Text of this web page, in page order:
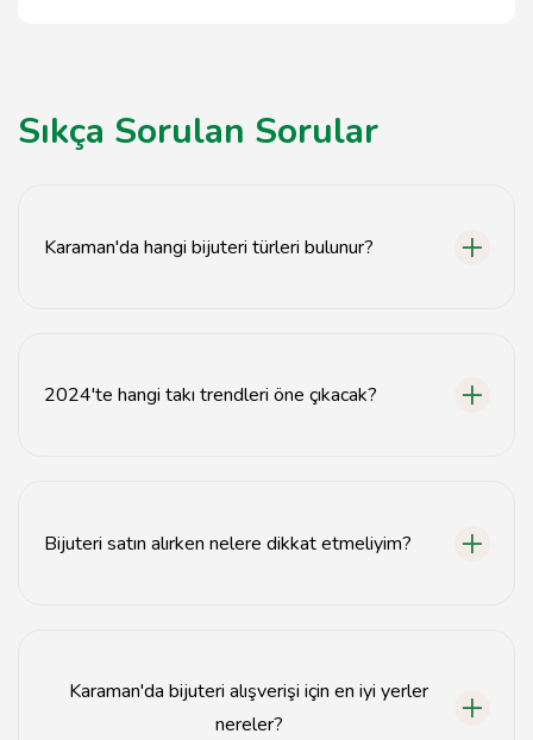
Sıkça Sorulan Sorular
Karaman'da hangi bijuteri türleri bulunur?
2024'te hangi takı trendleri öne çıkacak?
Bijuteri satın alırken nelere dikkat etmeliyim?
Karaman'da bijuteri alışverişi için en iyi yerler
nereler?